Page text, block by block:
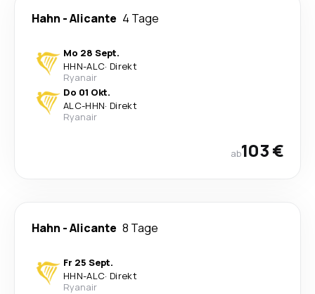
Hahn -Alicante 4 Tage
Mo 28 Sept.
HHN-ALC· Direkt
Ryanair
Do 01 Okt.
ALC-HHN· Direkt
Ryanair
ab103 €
Hahn -Alicante 8 Tage
Fr 25 Sept.
HHN-ALC· Direkt
Ryanair